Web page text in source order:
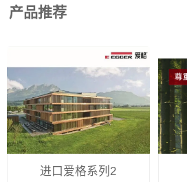
产品推荐
进口爱格系列2